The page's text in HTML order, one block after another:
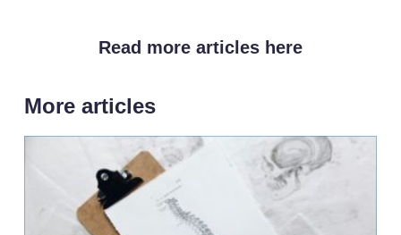
Read more articles here
More articles